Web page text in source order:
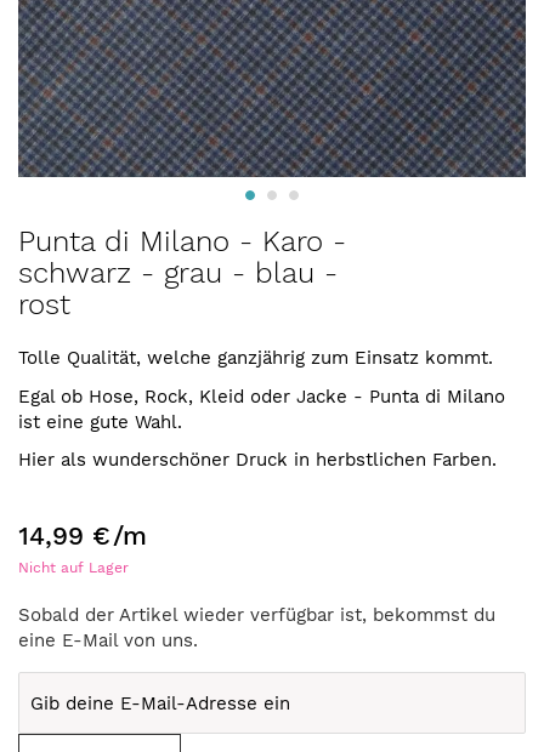
Anfang
der
Bildergalerie
Punta di Milano - Karo -
schwarz - grau - blau -
rost
Tolle Qualität, welche ganzjährig zum Einsatz kommt.
Egal ob Hose, Rock, Kleid oder Jacke - Punta di Milano
ist eine gute Wahl.
Hier als wunderschöner Druck in herbstlichen Farben.
14,99 €/m
Nicht auf Lager
Sobald der Artikel wieder verfügbar ist, bekommst du
eine E-Mail von uns.